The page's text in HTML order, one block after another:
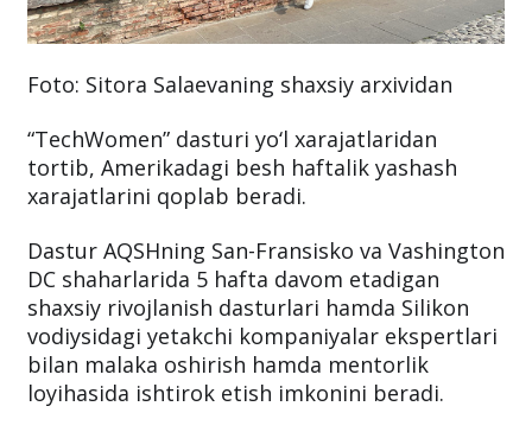
Foto: Sitora Salaevaning shaxsiy arxividan
“TechWomen” dasturi yo‘l xarajatlaridan
tortib, Amerikadagi besh haftalik yashash
xarajatlarini qoplab beradi.
Dastur AQSHning San-Fransisko va Vashington
DC shaharlarida 5 hafta davom etadigan
shaxsiy rivojlanish dasturlari hamda Silikon
vodiysidagi yetakchi kompaniyalar ekspertlari
bilan malaka oshirish hamda mentorlik
loyihasida ishtirok etish imkonini beradi.